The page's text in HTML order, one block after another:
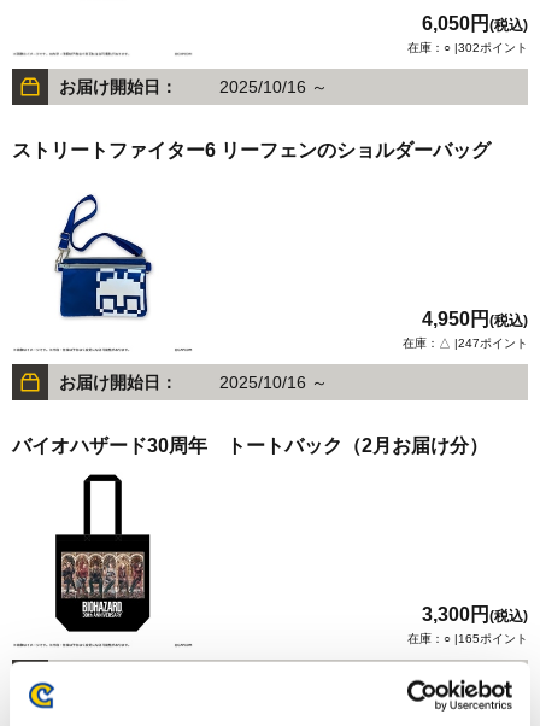
6,050円 (税込)
在庫：○ |302ポイント
お届け開始日： 2025/10/16 ～
ストリートファイター6 リーフェンのショルダーバッグ
4,950円 (税込)
在庫：△ |247ポイント
お届け開始日： 2025/10/16 ～
バイオハザード30周年 トートバック（2月お届け分）
3,300円 (税込)
在庫：○ |165ポイント